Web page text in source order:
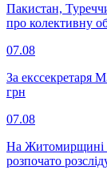
Пакистан,
про колективну
07.08
За екссекретаря
грн
07.08
На Житомирщині
розпочато